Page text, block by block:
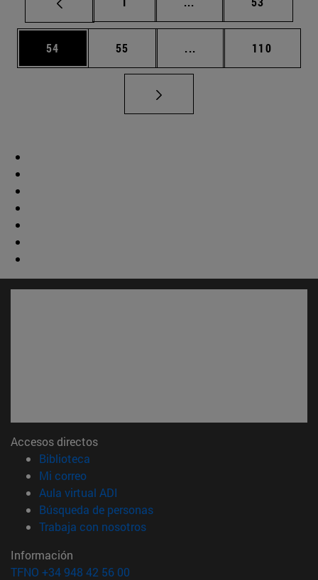
Página
54 Página
55 ... Páginas intermedias
Página
110
Accesos directos
Biblioteca
Mi correo(abre en nueva ventana)
Aula virtual ADI
Búsqueda de personas(abre en nueva ventana)
Trabaja con nosotros(abre en nueva ventana)
Información
TFNO +34 948 42 56 00